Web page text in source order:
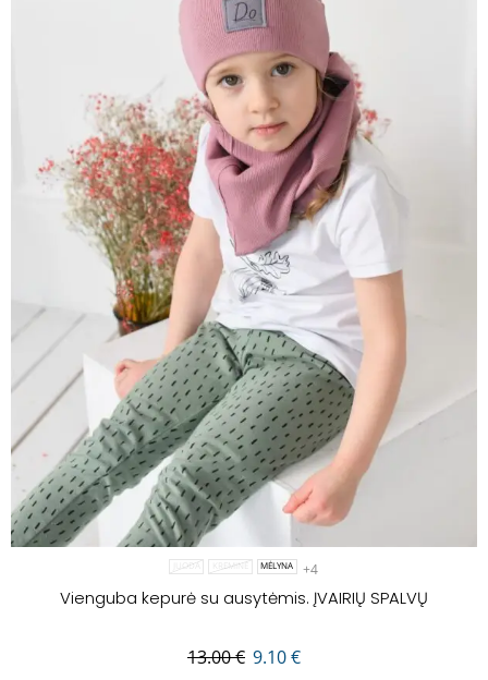
JUODA KREMINĖ MĖLYNA +4
Vienguba kepurė su ausytėmis. ĮVAIRIŲ SPALVŲ
13.00€ 9.10€